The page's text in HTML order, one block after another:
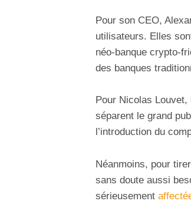
Pour son CEO,
utilisateurs. Elles
néo-banque crypto-
des banques
Pour Nicolas
séparent le grand
l’introduction du
Néanmoins, pour
sans doute aussi
sérieusement